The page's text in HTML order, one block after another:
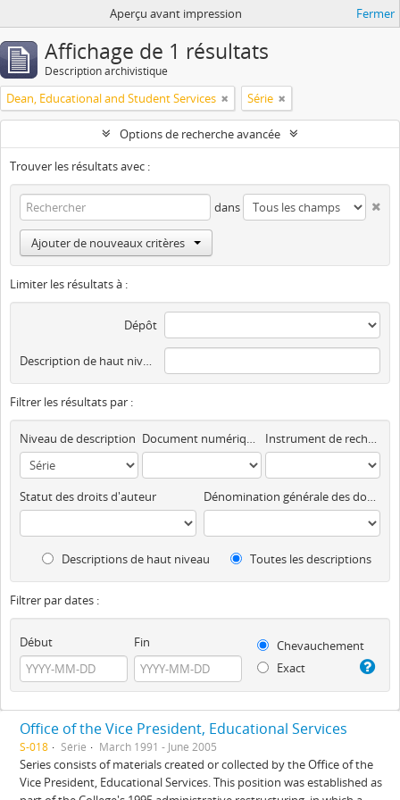
Aperçu avant impression Fermer
Affichage de 1 résultats
Description archivistique
Dean, Educational and Student Services Série
Options de recherche avancée
Trouver les résultats avec :
dans
Ajouter de nouveaux critères
Limiter les résultats à :
Dépôt
Description de haut niveau
Filtrer les résultats par :
Niveau de description Document numérique disponible Instrument de recherche
Statut des droits d'auteur Dénomination générale des documents
Descriptions de haut niveau Toutes les descriptions
Filtrer par dates :
Début Fin
Chevauchement
Exact
Office of the Vice President, Educational Services
S-018 Série March 1991 - June 2005
Series consists of materials created or collected by the Office of the
Vice President, Educational Services. This position was established as